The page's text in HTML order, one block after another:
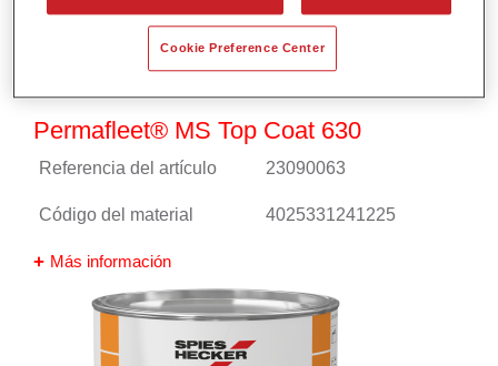
Permafleet® MS Top Coat 630
Referencia del artículo 23090063
Código del material 4025331241225
Más información
Cookie Preference Center